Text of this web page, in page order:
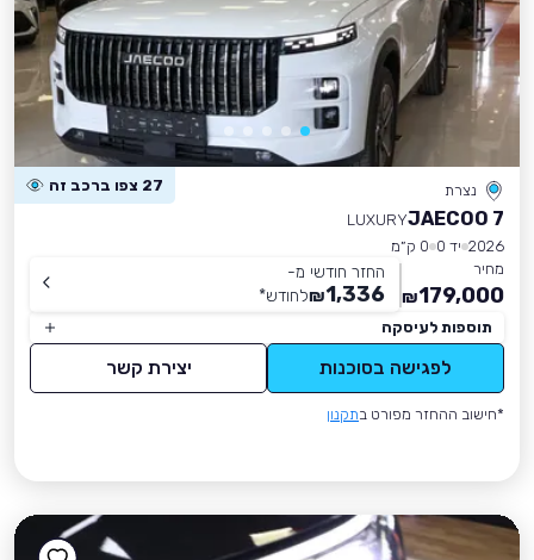
נצרת 27 צפו ברכב זה
JAECOO 7
LUXURY
2026 יד 0
0 ק״מ
מחיר
179,000
₪
החזר חודשי מ-
1,336
₪לחודש*
תוספות לעיסקה
לפגישה בסוכנות יצירת קשר
*חישוב ההחזר מפורט בתקנון